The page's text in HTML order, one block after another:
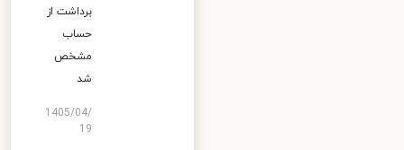
برداشت از
حساب
مشخص
شد
1405/04/
19